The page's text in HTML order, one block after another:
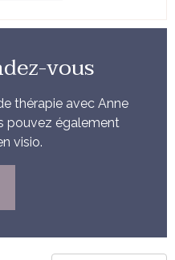
vous
thérapie avec Anne
pouvez également
visio.